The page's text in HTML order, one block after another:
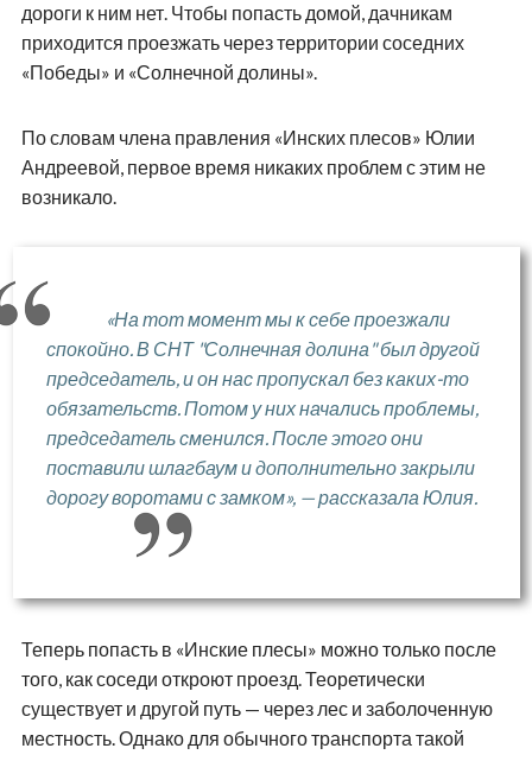
дороги к ним нет. Чтобы попасть домой, дачникам
приходится проезжать через территории соседних
«Победы» и «Солнечной долины».
По словам члена правления «Инских плесов» Юлии
Андреевой, первое время никаких проблем с этим не
возникало.
«На тот момент мы к себе проезжали
спокойно. В СНТ "Солнечная долина" был другой
председатель, и он нас пропускал без каких-то
обязательств. Потом у них начались проблемы,
председатель сменился. После этого они
поставили шлагбаум и дополнительно закрыли
дорогу воротами с замком», — рассказала Юлия.
Теперь попасть в «Инские плесы» можно только после
того, как соседи откроют проезд. Теоретически
существует и другой путь — через лес и заболоченную
местность. Однако для обычного транспорта такой